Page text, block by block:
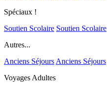
Spéciaux !
Soutien Scolaire Soutien Scolaire
Autres...
Anciens Séjours Anciens Séjours
Voyages Adultes